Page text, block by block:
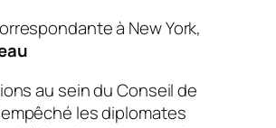
à New York,
au sein du Conseil de
les diplomates